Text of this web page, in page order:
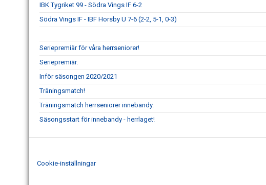
IBK Tygriket 99 - Södra Vings IF 6-2
Södra Vings IF - IBF Horsby U 7-6 (2-2, 5-1, 0-3)
Seriepremiär för våra herrseniorer!
Seriepremiär.
Inför säsongen 2020/2021
Träningsmatch!
Träningsmatch herrseniorer innebandy.
Säsongsstart för innebandy - herrlaget!
Cookie-inställningar